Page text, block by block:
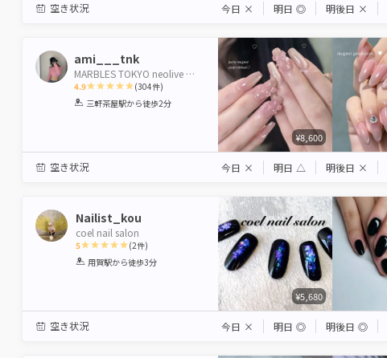
空き状況 今日 × 明日 ◎ 明後日 ×
ami___tnk
MARBLES TOKYO neolive 三軒茶屋【マーブル トウキョウ ネオリーブ】
4.9
1 2 3 4 5
(304件)
三軒茶屋駅から徒歩2分
¥8,600
空き状況 今日 × 明日 △ 明後日 ×
Nailist_kou
coel nail salon
5
1 2 3 4 5
(2件)
用賀駅から徒歩3分
¥5,680
空き状況 今日 × 明日 ◎ 明後日 ◎